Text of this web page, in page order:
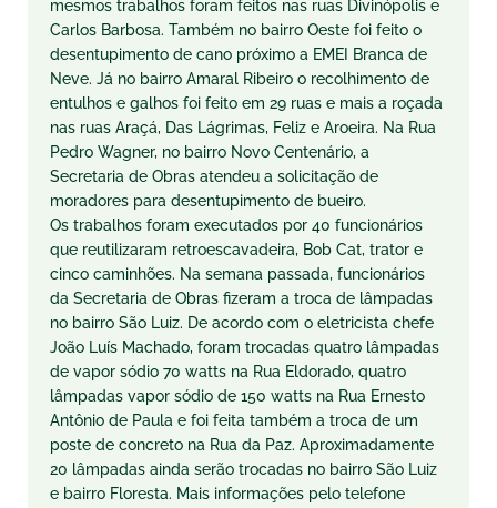
mesmos trabalhos foram feitos nas ruas Divinópolis e
Carlos Barbosa. Também no bairro Oeste foi feito o
desentupimento de cano próximo a EMEI Branca de
Neve. Já no bairro Amaral Ribeiro o recolhimento de
entulhos e galhos foi feito em 29 ruas e mais a roçada
nas ruas Araçá, Das Lágrimas, Feliz e Aroeira. Na Rua
Pedro Wagner, no bairro Novo Centenário, a
Secretaria de Obras atendeu a solicitação de
moradores para desentupimento de bueiro.
Os trabalhos foram executados por 40 funcionários
que reutilizaram retroescavadeira, Bob Cat, trator e
cinco caminhões. Na semana passada, funcionários
da Secretaria de Obras fizeram a troca de lâmpadas
no bairro São Luiz. De acordo com o eletricista chefe
João Luís Machado, foram trocadas quatro lâmpadas
de vapor sódio 70 watts na Rua Eldorado, quatro
lâmpadas vapor sódio de 150 watts na Rua Ernesto
Antônio de Paula e foi feita também a troca de um
poste de concreto na Rua da Paz. Aproximadamente
20 lâmpadas ainda serão trocadas no bairro São Luiz
e bairro Floresta. Mais informações pelo telefone